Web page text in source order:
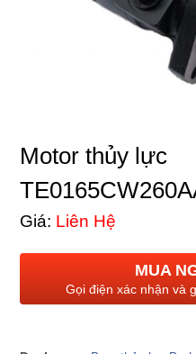
Motor thủy lực
Giá: Liên Hệ
MUA
Gọi điện xác nhận và